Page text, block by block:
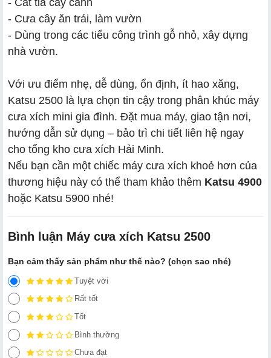
- Cưa cây ăn trái, làm vườn
- Dùng trong các tiểu công trình gỗ nhỏ, xây dựng
nhà vườn.
Với ưu điểm nhẹ, dễ dùng, ổn định, ít hao xăng,
Katsu 2500 là lựa chọn tin cậy trong phân khúc máy
cưa xích mini gia đình. Đặt mua máy, giao tận nơi,
hướng dẫn sử dụng – bảo trì chi tiết liên hệ ngay
cho tổng kho cưa xích Hải Minh.
Nếu bạn cần một chiếc máy cưa xích khoẻ hơn của
thương hiệu này có thể tham khảo thêm Katsu 4900
hoặc Katsu 5900 nhé!
Bình luận Máy cưa xích Katsu 2500
Bạn cảm thấy sản phẩm như thế nào? (chọn sao nhé)
Tuyệt vời
Rất tốt
Tốt
Bình thường
Chưa đạt